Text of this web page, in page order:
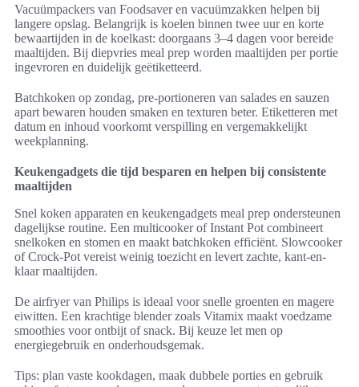
Vacuümpackers van Foodsaver en vacuümzakken helpen bij
langere opslag. Belangrijk is koelen binnen twee uur en korte
bewaartijden in de koelkast: doorgaans 3–4 dagen voor bereide
maaltijden. Bij diepvries meal prep worden maaltijden per portie
ingevroren en duidelijk geëtiketteerd.
Batchkoken op zondag, pre-portioneren van salades en sauzen
apart bewaren houden smaken en texturen beter. Etiketteren met
datum en inhoud voorkomt verspilling en vergemakkelijkt
weekplanning.
Keukengadgets die tijd besparen en helpen bij consistente
maaltijden
Snel koken apparaten en keukengadgets meal prep ondersteunen
dagelijkse routine. Een multicooker of Instant Pot combineert
snelkoken en stomen en maakt batchkoken efficiënt. Slowcooker
of Crock-Pot vereist weinig toezicht en levert zachte, kant-en-
klaar maaltijden.
De airfryer van Philips is ideaal voor snelle groenten en magere
eiwitten. Een krachtige blender zoals Vitamix maakt voedzame
smoothies voor ontbijt of snack. Bij keuze let men op
energiegebruik en onderhoudsgemak.
Tips: plan vaste kookdagen, maak dubbele porties en gebruik